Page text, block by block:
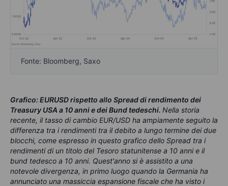
Fonte: Bloomberg, Saxo
Grafico: EURUSD rispetto allo Spread di rendimento dei
Treasury USA a 10 anni e dei Bund tedeschi. Nella storia
recente, il tasso di cambio EUR/USD ha ampiamente seguito la
differenza tra i rendimenti tra il debito a lungo termine dei due
blocchi, come espresso in questo grafico dello Spread tra i
rendimenti di un titolo del Tesoro statunitense a 10 anni e il
bund tedesco a 10 anni. Quest'anno si è assistito a una
notevole divergenza, in primo luogo quando la Germania ha
annunciato una massiccia espansione fiscale che ha visto i